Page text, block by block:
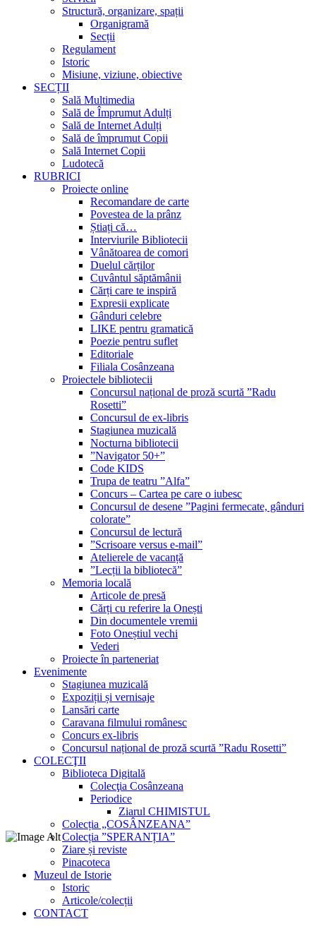
Structură, organizare, spații
Organigramă
Secții
Regulament
Istoric
Misiune, viziune, obiective
SECȚII
Sală Multimedia
Sală de Împrumut Adulți
Sală de Internet Adulți
Sală de împrumut Copii
Sală Internet Copii
Ludotecă
RUBRICI
Proiecte online
Recomandare de carte
Povestea de la prânz
Știați că…
Interviurile Bibliotecii
Vânătoarea de comori
Duelul cărților
Cuvântul săptămânii
Cărți care te inspiră
Expresii explicate
Gânduri celebre
LIKE pentru gramatică
Poezie pentru suflet
Editoriale
Filiala Cosânzeana
Proiectele bibliotecii
Concursul național de proză scurtă ”Radu
Rosetti”
Concursul de ex-libris
Stagiunea muzicală
Nocturna bibliotecii
”Navigator 50+”
Code KIDS
Trupa de teatru ”Alfa”
Concurs – Cartea pe care o iubesc
Concursul de desene ”Pagini fermecate, gânduri
colorate”
Concursul de lectură
”Scrisoare versus e-mail”
Atelierele de vacanță
”Lecții la bibliotecă”
Memoria locală
Articole de presă
Cărți cu referire la Onești
Din documentele vremii
Foto Oneștiul vechi
Vederi
Proiecte în parteneriat
Evenimente
Stagiunea muzicală
Expoziții și vernisaje
Lansări carte
Caravana filmului românesc
Concurs ex-libris
Concursul național de proză scurtă ”Radu Rosetti”
COLECŢII
Biblioteca Digitală
Colecţia Cosânzeana
Periodice
Ziarul CHIMISTUL
Colecția „COSÂNZEANA”
Colecția ”SPERANȚIA”
Ziare și reviste
Pinacoteca
Muzeul de Istorie
Istoric
Articole/colecții
CONTACT